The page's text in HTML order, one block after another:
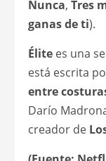
Nunca, Tres
ganas de ti).
Élite es una
está escrita
entre
Darío
creador de